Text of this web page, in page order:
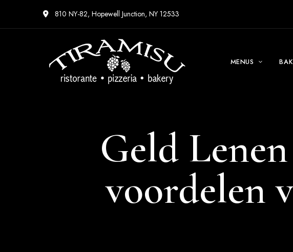
810 NY-82, Hopewell Junction, NY 12533
MENUS
Geld
voordelen